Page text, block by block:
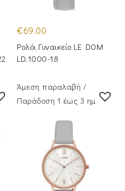
€69.00
Ρολόι Γυναικείο LE DOM
LD.1000-18
Άμεση παραλαβή /
Παράδoση 1 έως 3 ημέρες